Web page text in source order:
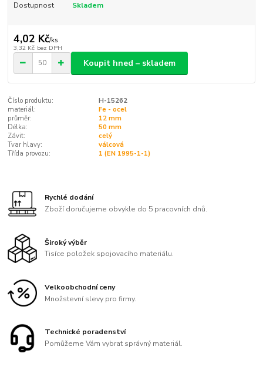
Dostupnost Skladem
4,02 Kč/ks
3,32 Kč bez DPH
Koupit hned – skladem
Číslo produktu:
H-15262
materiál:
Fe - ocel
průměr:
12 mm
Délka:
50 mm
Závit:
celý
Tvar hlavy:
válcová
Třída provozu:
1 (EN 1995-1-1)
Rychlé dodání
Zboží doručujeme obvykle do 5 pracovních dnů.
Široký výběr
Tisíce položek spojovacího materiálu.
Velkoobchodní ceny
Množstevní slevy pro firmy.
Technické poradenství
Pomůžeme Vám vybrat správný materiál.